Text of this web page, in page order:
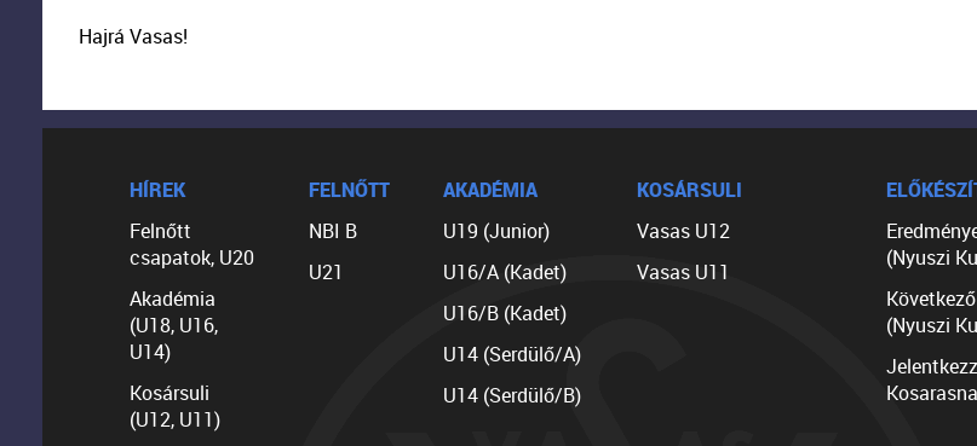
Hajrá Vasas!
HÍREK
Felnőtt
csapatok, U20
Akadémia
(U18, U16,
U14)
Kosársuli
(U12, U11)
FELNŐTT
NBI B
U21
AKADÉMIA
U19 (Junior)
U16/A (Kadet)
U16/B (Kadet)
U14 (Serdülő/A)
U14 (Serdülő/B)
KOSÁRSULI
Vasas U12
Vasas U11
(Nyuszi
(Nyuszi
Jelentkezz